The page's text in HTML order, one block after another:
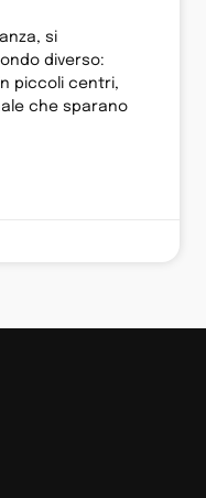
si
diverso:
piccoli centri,
che sparano